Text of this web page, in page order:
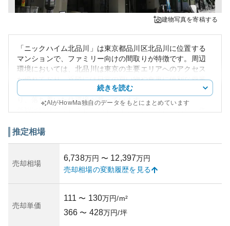
建物写真を寄稿する
「ニックハイム北品川」は東京都品川区北品川に位置する
マンションで、ファミリー向けの間取りが特徴です。周辺
環境においては、北品川は東京の主要エリアへのアクセス
が優れており、近隣には日常の買い物や食事に便利な商業
施設が豊富です。また、文化施設や公園も整備されてお
り、落ち着いた住環境が整っています。
関しても、長年の管理実績を持ち、清掃などの基本的な品
にプラス要素として評価されます。しかし、築年数によ
り、経年的な改修のニーズが高まる可能性があり、それに
伴う費用負担が所有リスクとして挙げられるでしょう。
続きを読む
AIがHowMa独自のデータをもとにまとめています
推定相場
売却相場
6,738万円 〜 12,397万円
売却相場の変動履歴を見る
売却単価
111 〜 130万円/m²
366 〜 428万円/坪